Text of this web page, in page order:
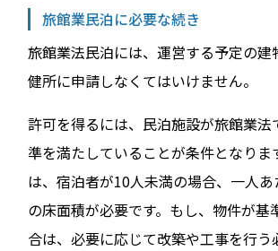
旅館業民泊に必要な続き
旅館業法民泊には、運営する予定の建
健所に申請しなくてはいけません。
許可を得るには、民泊施設が旅館業法
準を満たしていることが条件となりま
は、宿泊者が10人未満の場合、一人
の床面積が必要です。もし、物件が基
合は、必要に応じて改築や工事を行う